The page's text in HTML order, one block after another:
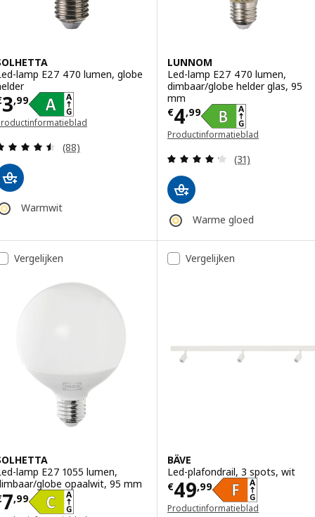
lamp E27 470 lumen, globe
3,99 € 3,99
Beoordeling: 4.5 van 5 sterren. Totaal
(88)
Warmwit
LUNNOM
Led-lamp E27 470 lumen,
dimbaar/globe helder glas, 95
mm
€4,99
Prijs € 4,99
Productinformatieblad
Beoordeling:
(31)
Warme gloed
Vergelijken
lamp E27 1055 lumen,
globe opaalwit, 95 mm
7,99 € 7,99
Vergelijken
BÄVE
Led-plafondrail, 3 spots, wit
€49,99
Prijs € 49,99
Productinformatieblad